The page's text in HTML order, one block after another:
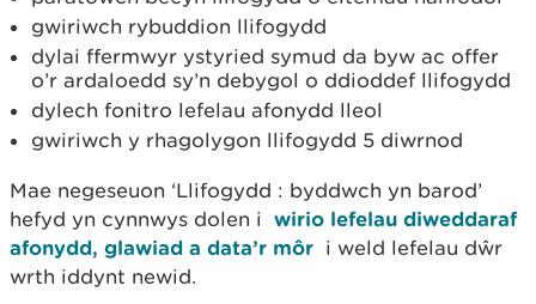
gwiriwch rybuddion llifogydd
dylai ffermwyr ystyried symud da byw ac offer
o’r ardaloedd sy’n debygol o ddioddef llifogydd
dylech fonitro lefelau afonydd lleol
gwiriwch y rhagolygon llifogydd 5 diwrnod
Mae negeseuon ‘Llifogydd : byddwch yn barod’
hefyd yn cynnwys dolen i wirio lefelau diweddaraf
afonydd, glawiad a data’r môr i weld lefelau dŵr
wrth iddynt newid.